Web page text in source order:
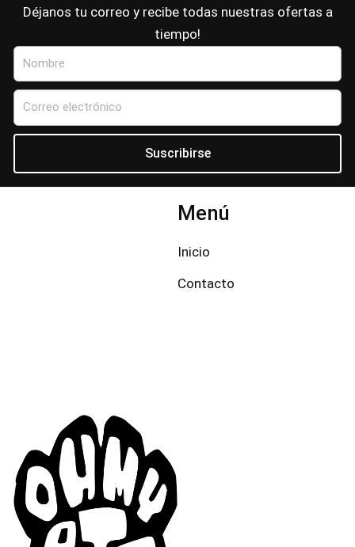
Déjanos tu correo y recibe todas nuestras ofertas a
tiempo!
Nombre
Correo
electrónico
Suscribirse
Menú
Inicio
Contacto